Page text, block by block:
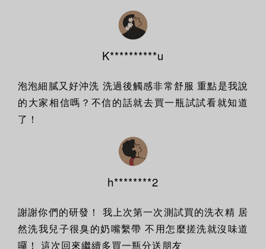
K**********u
泡泡細膩又好沖洗 洗過後觸感非常舒服 重點是我說
的大家相信嗎？不信的話就去買一瓶試試看就知道
了！
h********2
謝謝你們的研發！ 我上次第一次測試買的洗衣精 居
然洗我兒子很臭的奶嘴繫帶 不用怎麼搓洗就沒味道
囉！ 這次回來繼續多買一瓶分送朋友